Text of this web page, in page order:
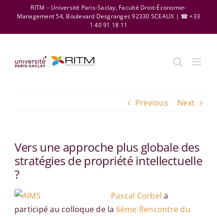
content
RITM – Université Paris-Saclay, Faculté Droit-Économie-
Management 54, Boulevard Desgranges 92330 SCEAUX | ☎ +33
1 40 91 18 11
Previous Next
Vers une approche plus globale des
stratégies de propriété intellectuelle
?
Pascal Corbel a
participé au colloque de la 6ème Rencontre du